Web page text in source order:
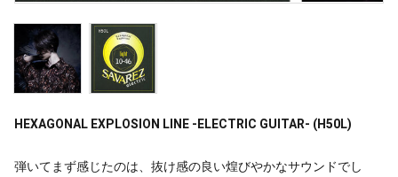
HEXAGONAL EXPLOSION LINE -ELECTRIC GUITAR- (H50L)
弾いてまず感じたのは、抜け感の良い煌びやかなサウンドでし